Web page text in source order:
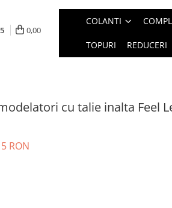
0,00
COLANTI
TOPURI REDUCERI
cu talie inalta Feel
RON